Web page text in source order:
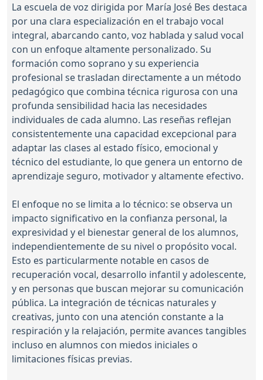
La escuela de voz dirigida por María José Bes destaca
por una clara especialización en el trabajo vocal
integral, abarcando canto, voz hablada y salud vocal
con un enfoque altamente personalizado. Su
formación como soprano y su experiencia
profesional se trasladan directamente a un método
pedagógico que combina técnica rigurosa con una
profunda sensibilidad hacia las necesidades
individuales de cada alumno. Las reseñas reflejan
consistentemente una capacidad excepcional para
adaptar las clases al estado físico, emocional y
técnico del estudiante, lo que genera un entorno de
aprendizaje seguro, motivador y altamente efectivo.
El enfoque no se limita a lo técnico: se observa un
impacto significativo en la confianza personal, la
expresividad y el bienestar general de los alumnos,
independientemente de su nivel o propósito vocal.
Esto es particularmente notable en casos de
recuperación vocal, desarrollo infantil y adolescente,
y en personas que buscan mejorar su comunicación
pública. La integración de técnicas naturales y
creativas, junto con una atención constante a la
respiración y la relajación, permite avances tangibles
incluso en alumnos con miedos iniciales o
limitaciones físicas previas.